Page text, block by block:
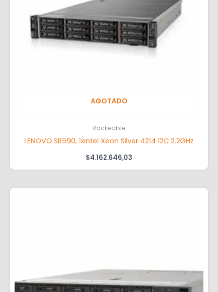
AGOTADO
Rackeable
LENOVO SR590, 1xIntel Xeon Silver 4214 12C 2.2GHz
$4.162.646,03